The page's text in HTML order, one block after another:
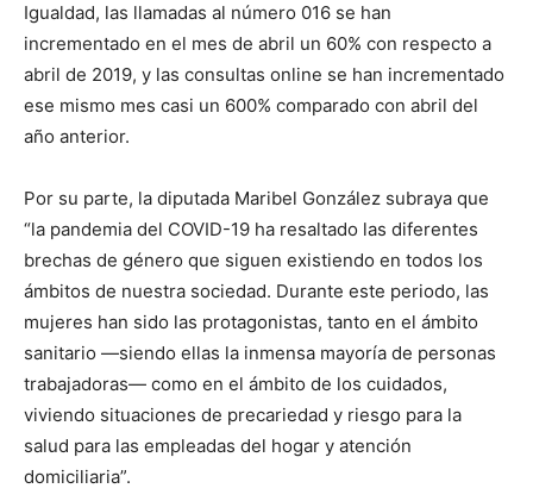
Igualdad, las llamadas al número 016 se han
incrementado en el mes de abril un 60% con respecto a
abril de 2019, y las consultas online se han incrementado
ese mismo mes casi un 600% comparado con abril del
año anterior.
Por su parte, la diputada Maribel González subraya que
“la pandemia del COVID-19 ha resaltado las diferentes
brechas de género que siguen existiendo en todos los
ámbitos de nuestra sociedad. Durante este periodo, las
mujeres han sido las protagonistas, tanto en el ámbito
sanitario —siendo ellas la inmensa mayoría de personas
trabajadoras— como en el ámbito de los cuidados,
viviendo situaciones de precariedad y riesgo para la
salud para las empleadas del hogar y atención
domiciliaria”.